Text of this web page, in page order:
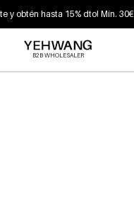
y obtén hasta 15% dto! Mín. 30€
B2B WHOLESALER